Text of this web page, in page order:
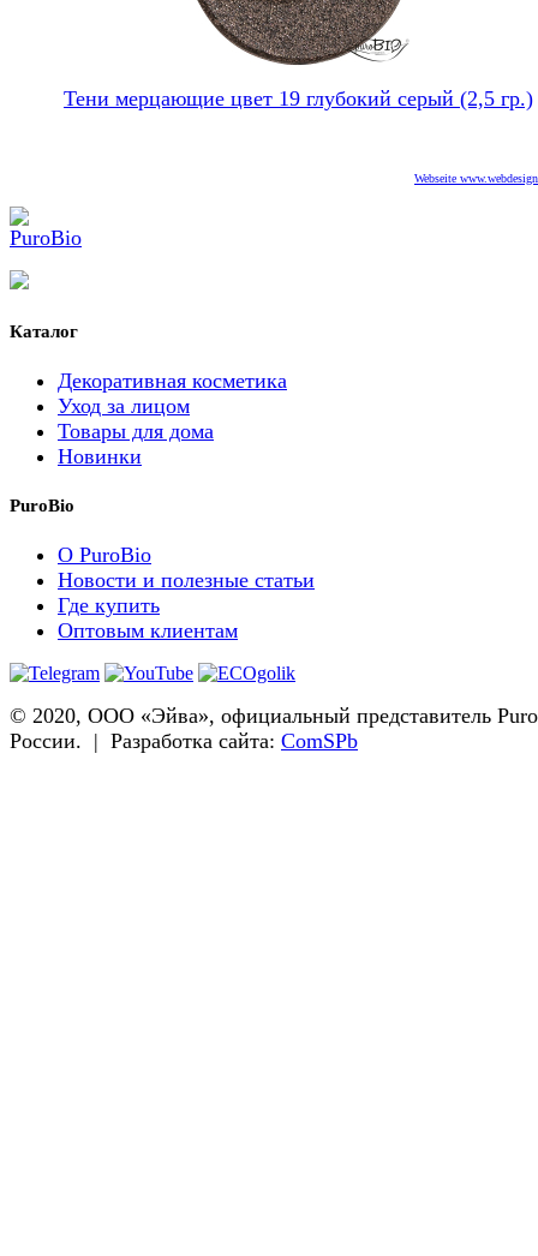
Тени мерцающие цвет 19 глубокий серый (2,5 гр.)
Webseite
Каталог
Декоративная косметика
Уход за лицом
Товары для дома
Новинки
PuroBio
О PuroBio
Новости и полезные статьи
Где купить
Оптовым клиентам
© 2020, ООО «Эйва», официальный представитель
России. | Разработка сайта: ComSPb